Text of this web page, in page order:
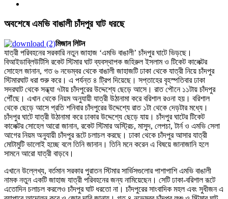
অবশেষে এমভি বাঙালী চাঁদপুর ঘাট ধরছে
মিজান লিটন
যাত্রী পরিবহনের সরকারি নতুন জাহাজ ‘এমভি বাঙালী’ চাঁদপুর ঘাটে ভিড়ছে।
বিআইডাব্লিউটিসি রকেট স্টিমার ঘাট ব্যবস্থাপক জহিরুল ইসলাম ও টিকেট কালেক্টর
সোহেল জানান, গত ৬ নভেম্বর থেকে বাঙালী জাহাজটি ঢাকা থেকে যাত্রী নিয়ে চাঁদপুর
স্টিমারঘাট ধরা শুরু করে। এ পর্যন্ত ৪ ট্রিপ দিয়েছে। সপ্তাহের বৃহস্পতিবার ঢাকা
সদরঘাট থেকে সন্ধ্যা ৭টায় চাঁদপুরের উদ্দেশ্যে ছেড়ে আসে। রাত পৌনে ১১টায় চাঁদপুর
পৌঁছে। এখান থেকে নিয়ম অনুযায়ী যাত্রী উঠানামা করে বরিশাল রওনা হয়। বরিশাল
থেকে ছেড়ে আসে প্রতি শনিবার চাঁদপুরের উদ্দেশ্যে রাত ১টা থেকে দেড়টার মধ্যে।
চাঁদপুর ঘাটে যাত্রী উঠানামা করে ঢাকার উদ্দেশ্যে ছেড়ে যায়। চাঁদপুর ঘাটের টিকেট
কালেক্টর সোহেল আরো জানান, রকেট স্টিমার অস্ট্রিচ, মাসুদ, লেপচা, টার্ন ও এমভি সেলা
আগের নিয়ম অনুযায়ী চাঁদপুর রূটে চলাচল করছে। ঢাকা থেকে চাঁদপুর আসার যাত্রী
মোটামুটি ভালোই হচ্ছে বলে তিনি জানান। তিনি মনে করেন এ বিষয়ে জানাজানি হলে
সামনে আরো যাত্রী বাড়বে।
এখানে উল্লেখ্য, বর্তমান সরকার পুরাতন স্টিমার সার্ভিসগুলোর পাশাপাশি এমভি বাঙালী
নামক নতুন একটি জাহাজ যাত্রী পরিবহনের জন্য নামিয়েছেন। সেটি ঢাকা-বরিশাল রূটে
এতোদিন চলাচল করলেও চাঁদপুর ঘাট ধরতো না। চাঁদপুরের সাংবাদিক মহল এবং সুধীজন এ